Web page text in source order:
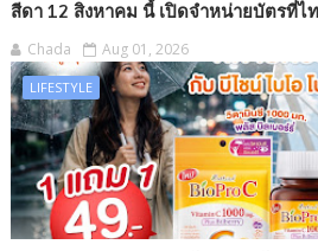
สีดา 12 สิงหาคม นี้ เปิดจำหน่ายบัตรที่ไ
Chada Aug 01, 2026
LIFESTYLE